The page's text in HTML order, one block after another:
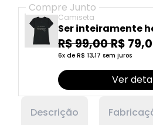
Compre Junto
Camiseta
Ser inteiramente
consigo mesmo é
exercício. Sigmund
R$ 99,00 R$
6x de R$ 13,17 sem juros
Ver
Descrição